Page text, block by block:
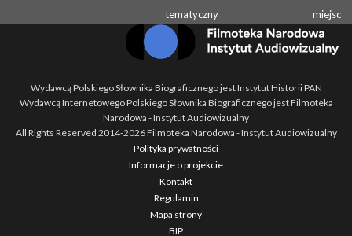
tematyczny
miejsc
Wydawcą Polskiego Słownika Biograficznego jest Instytut Historii PAN
Wydawcą Internetowego Polskiego Słownika Biograficznego jest Filmoteka
Narodowa - Instytut Audiowizualny
All Rights Reserved 2014-2026Filmoteka Narodowa - Instytut Audiowizualny
Polityka prywatności
Informacje o projekcie
Kontakt
Regulamin
Mapa strony
BIP